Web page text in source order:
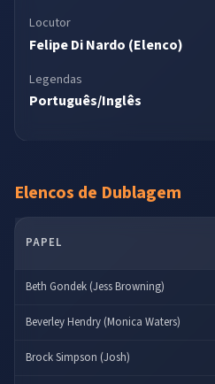
Locutor
Felipe Di Nardo (Elenco)
Legendas
Português/Inglês
Elencos de Dublagem
PAPEL
Beth Gondek (Jess Browning)
Beverley Hendry (Monica Waters)
Brock Simpson (Josh)